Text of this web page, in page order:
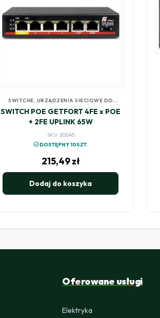
SWITCHE, URZĄDZENIA SIECIOWE DO
MONITORINGU
SWITCH POE GETFORT 4FE x POE
+ 2FE UPLINK 65W
SKU: 20045
check_circleDOSTĘPNY 10SZT.
215,49zł
Dodaj do koszyka
Oferowane usługi
Elektryka